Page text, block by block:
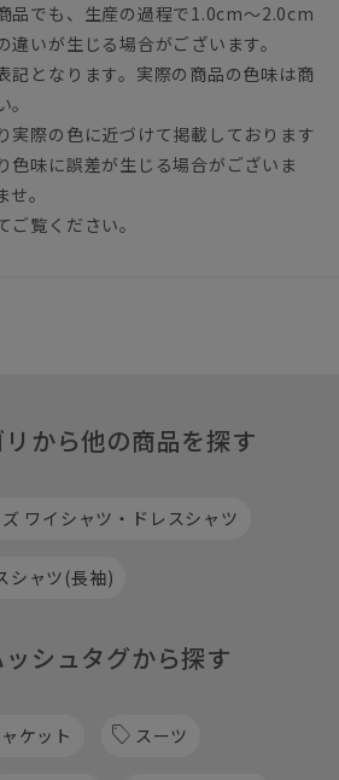
品でも、生産の過程で1.0cm～2.0cm
いが生じる場合がございます。
となります。実際の商品の色味は商
実際の色に近づけて掲載しております
色味に誤差が生じる場合がございま
。
ご覧ください。
から他の商品を探す
ズ ワイシャツ・ドレスシャツ
シャツ(長袖)
シュタグから探す
ケット スーツ